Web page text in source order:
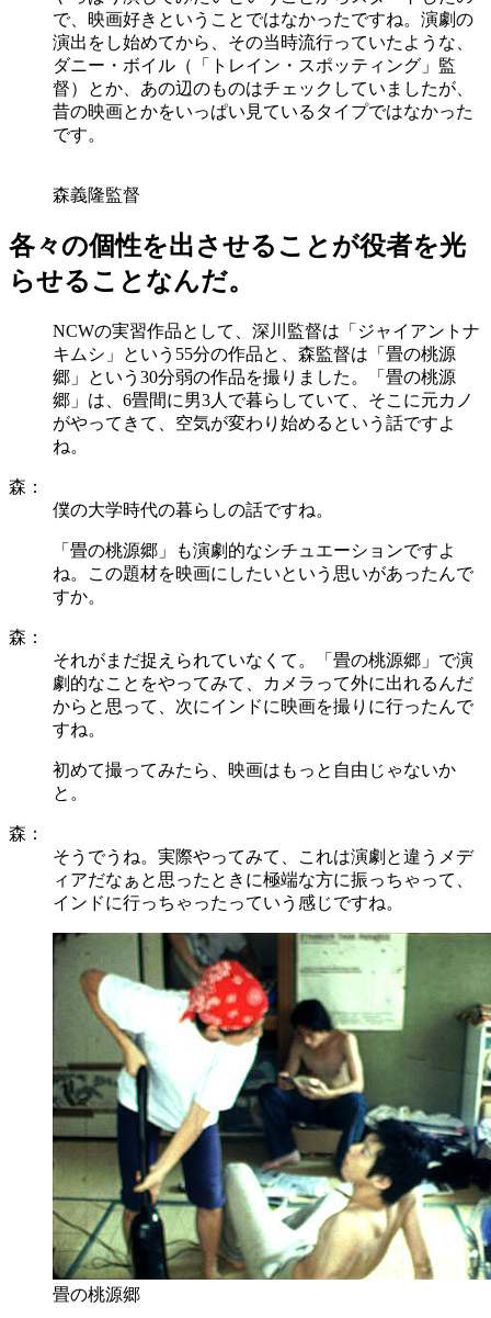
で、映画好きということではなかったですね。演劇の
演出をし始めてから、その当時流行っていたような、
ダニー・ボイル（「トレイン・スポッティング」監
督）とか、あの辺のものはチェックしていましたが、
昔の映画とかをいっぱい見ているタイプではなかった
です。
森義隆監督
各々の個性を出させることが役者を光
らせることなんだ。
NCWの実習作品として、深川監督は「ジャイアントナ
キムシ」という55分の作品と、森監督は「畳の桃源
郷」という30分弱の作品を撮りました。「畳の桃源
郷」は、6畳間に男3人で暮らしていて、そこに元カノ
がやってきて、空気が変わり始めるという話ですよ
ね。
森：
僕の大学時代の暮らしの話ですね。
「畳の桃源郷」も演劇的なシチュエーションですよ
ね。この題材を映画にしたいという思いがあったんで
すか。
森：
それがまだ捉えられていなくて。「畳の桃源郷」で演
劇的なことをやってみて、カメラって外に出れるんだ
からと思って、次にインドに映画を撮りに行ったんで
すね。
初めて撮ってみたら、映画はもっと自由じゃないか
と。
森：
そうでうね。実際やってみて、これは演劇と違うメデ
ィアだなぁと思ったときに極端な方に振っちゃって、
インドに行っちゃったっていう感じですね。
畳の桃源郷